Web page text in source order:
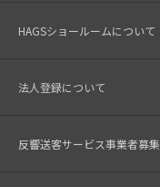
HAGSショールームについて
法人登録について
反響送客サービス事業者募集